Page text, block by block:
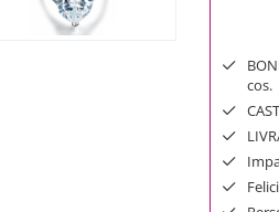
cos.